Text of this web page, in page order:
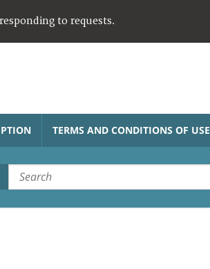
to requests.
TERMS AND CONDITIONS OF USE